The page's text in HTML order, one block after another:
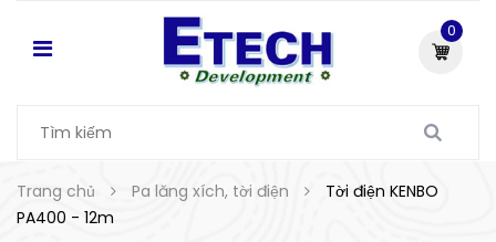
0
Trang chủ Pa lăng xích, tời điện
Tời điện KENBO
PA400 - 12m